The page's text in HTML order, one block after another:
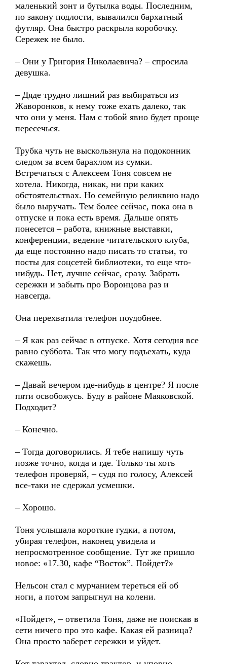
маленький зонт и бутылка воды. Последним,
по закону подлости, вывалился бархатный
футляр. Она быстро раскрыла коробочку.
Сережек не было.
– Они у Григория Николаевича? – спросила
девушка.
– Дяде трудно лишний раз выбираться из
Жаворонков, к нему тоже ехать далеко, так
что они у меня. Нам с тобой явно будет проще
пересечься.
Трубка чуть не выскользнула на подоконник
следом за всем барахлом из сумки.
Встречаться с Алексеем Тоня совсем не
хотела. Никогда, никак, ни при каких
обстоятельствах. Но семейную реликвию надо
было выручать. Тем более сейчас, пока она в
отпуске и пока есть время. Дальше опять
понесется – работа, книжные выставки,
конференции, ведение читательского клуба,
да еще постоянно надо писать то статьи, то
посты для соцсетей библиотеки, то еще что-
нибудь. Нет, лучше сейчас, сразу. Забрать
сережки и забыть про Воронцова раз и
навсегда.
Она перехватила телефон поудобнее.
– Я как раз сейчас в отпуске. Хотя сегодня все
равно суббота. Так что могу подъехать, куда
скажешь.
– Давай вечером где-нибудь в центре? Я после
пяти освобожусь. Буду в районе Маяковской.
Подходит?
– Конечно.
– Тогда договорились. Я тебе напишу чуть
позже точно, когда и где. Только ты хоть
телефон проверяй, – судя по голосу, Алексей
все-таки не сдержал усмешки.
– Хорошо.
Тоня услышала короткие гудки, а потом,
убирая телефон, наконец увидела и
непросмотренное сообщение. Тут же пришло
новое: «17.30, кафе “Восток”. Пойдет?»
Нельсон стал с мурчанием тереться ей об
ноги, а потом запрыгнул на колени.
«Пойдет», – ответила Тоня, даже не поискав в
сети ничего про это кафе. Какая ей разница?
Она просто заберет сережки и уйдет.